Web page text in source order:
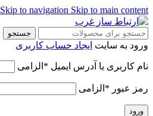
Skip to navigation Skip to main content
جستجو
ورود به سایت ایجاد حساب کاربری
نام کاربری یا آدرس ایمیل * الزامی
رمز عبور * الزامی
ورود